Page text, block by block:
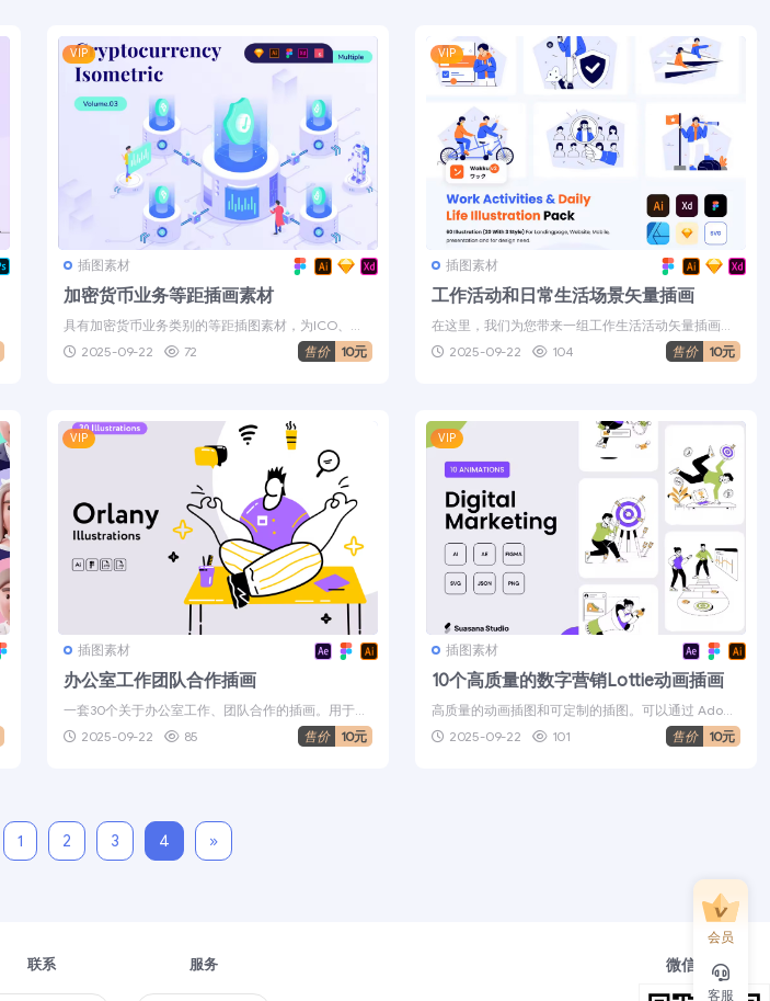
VIP
插图素材
加密货币业务等距插画素材
具有加密货币业务类别的等距插图素材，为ICO、加
2025-09-22 72 售价 10元
VIP
插图素材
工作活动和日常生活场景矢量插画
在这里，我们为您带来一组工作生活活动矢量插画设
2025-09-22 104 售价 10元
VIP
插图素材
办公室工作团队合作插画
一套30个关于办公室工作、团队合作的插画。用于装
2025-09-22 85 售价 10元
VIP
插图素材
10个高质量的数字营销Lottie动画插画
高质量的动画插图和可定制的插图。可以通过 Ado
2025-09-22 101 售价 10元
1 2 3 4 »
联系 服务 微信公众号
会员
客服